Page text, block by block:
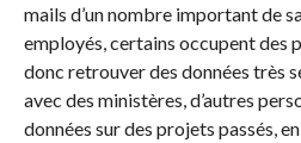
mails d’un nombre important de
employés, certains occupent des
donc retrouver des données très
avec des ministères, d’autres
données sur des projets passés,